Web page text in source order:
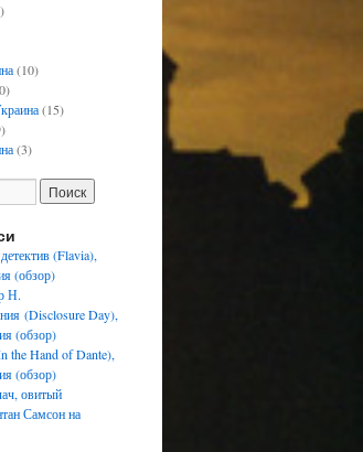
(10)
(15)
(3)
(Flavia),
(обзор)
Н.
(Disclosure Day),
(обзор)
the Hand of Dante),
(обзор)
овитый
Самсон на